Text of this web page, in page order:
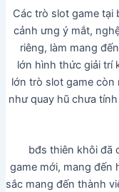
Các trò slot game tại
cảnh ưng ý mắt,
riêng, làm mang
lớn hình thức giải trí
lớn trò slot game
như quay hũ chưa
bđs thiên khôi đã
game mới, mang đến
sắc mang đến thành